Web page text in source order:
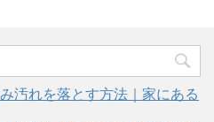
汚れを落とす方法｜家にある